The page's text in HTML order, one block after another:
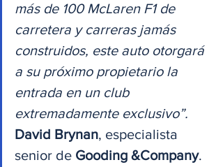
más de 100 McLaren F1 de
carretera y carreras jamás
construidos, este auto otorgará
a su próximo propietario la
entrada en un club
extremadamente exclusivo”.
David Brynan, especialista
senior de Gooding &Company.